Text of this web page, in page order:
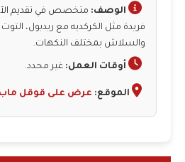
الوصف: متخصص في تقديم
فريدة مثل الكركديه مع ريدبول، التوت
والسلاش بمختلف النكهات.
أوقات العمل: غير محدد.
الموقع: عرض على قوقل ماب